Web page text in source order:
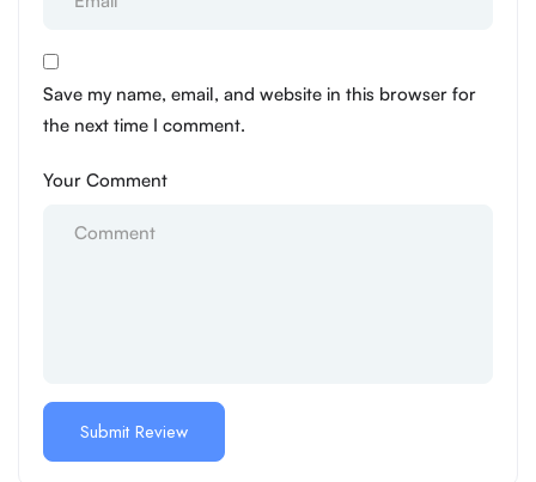
Save my name, email, and website in this browser for
the next time I comment.
Your Comment